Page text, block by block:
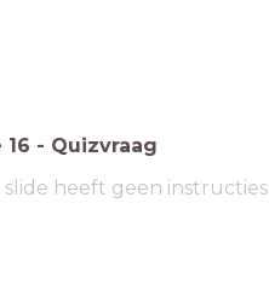
16 - Quizvraag
slide heeft geen instructies